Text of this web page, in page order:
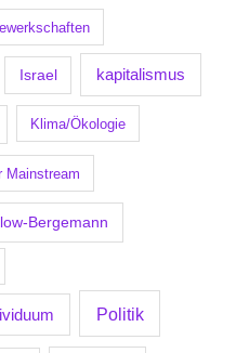
Israel kapitalismus
Klima/Ökologie
Mainstream
Bergemann
Politik